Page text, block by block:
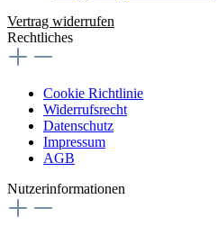
Vertrag widerrufen
Rechtliches
Cookie Richtlinie
Widerrufsrecht
Datenschutz
Impressum
AGB
Nutzerinformationen